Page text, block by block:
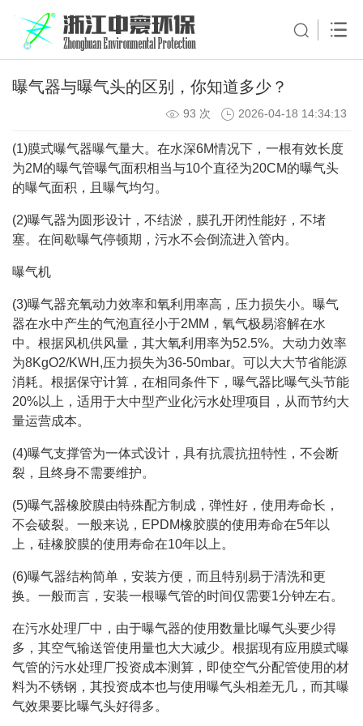
曝气器与曝气头的区别，你知道多少？
93 次 2026-04-18 14:34:13
(1)膜式曝气器曝气量大。在水深6M情况下，一根有效长度
为2M的曝气管曝气面积相当与10个直径为20CM的曝气头
的曝气面积，且曝气均匀。
(2)曝气器为圆形设计，不结淤，膜孔开闭性能好，不堵
塞。在间歇曝气停顿期，污水不会倒流进入管内。
曝气机
(3)曝气器充氧动力效率和氧利用率高，压力损失小。曝气
器在水中产生的气泡直径小于2MM，氧气极易溶解在水
中。根据风机供风量，其大氧利用率为52.5%。大动力效率
为8KgO2/KWH,压力损失为36-50mbar。可以大大节省能源
消耗。根据保守计算，在相同条件下，曝气器比曝气头节能
20%以上，适用于大中型产业化污水处理项目，从而节约大
量运营成本。
(4)曝气支撑管为一体式设计，具有抗震抗扭特性，不会断
裂，且终身不需要维护。
(5)曝气器橡胶膜由特殊配方制成，弹性好，使用寿命长，
不会破裂。一般来说，EPDM橡胶膜的使用寿命在5年以
上，硅橡胶膜的使用寿命在10年以上。
(6)曝气器结构简单，安装方便，而且特别易于清洗和更
换。一般而言，安装一根曝气管的时间仅需要1分钟左右。
在污水处理厂中，由于曝气器的使用数量比曝气头要少得
多，其空气输送管使用量也大大减少。根据现有应用膜式曝
气管的污水处理厂投资成本测算，即使空气分配管使用的材
料为不锈钢，其投资成本也与使用曝气头相差无几，而其曝
气效果要比曝气头好得多。